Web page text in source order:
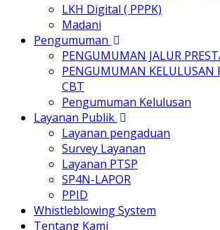
LKH Digital ( PPPK)
Madani
Pengumuman
PENGUMUMAN JALUR
PENGUMUMAN KELULUSAN
CBT
Pengumuman Kelulusan
Layanan Publik
Layanan pengaduan
Survey Layanan
Layanan PTSP
SP4N-LAPOR
PPID
Whistleblowing System
Tentang Kami